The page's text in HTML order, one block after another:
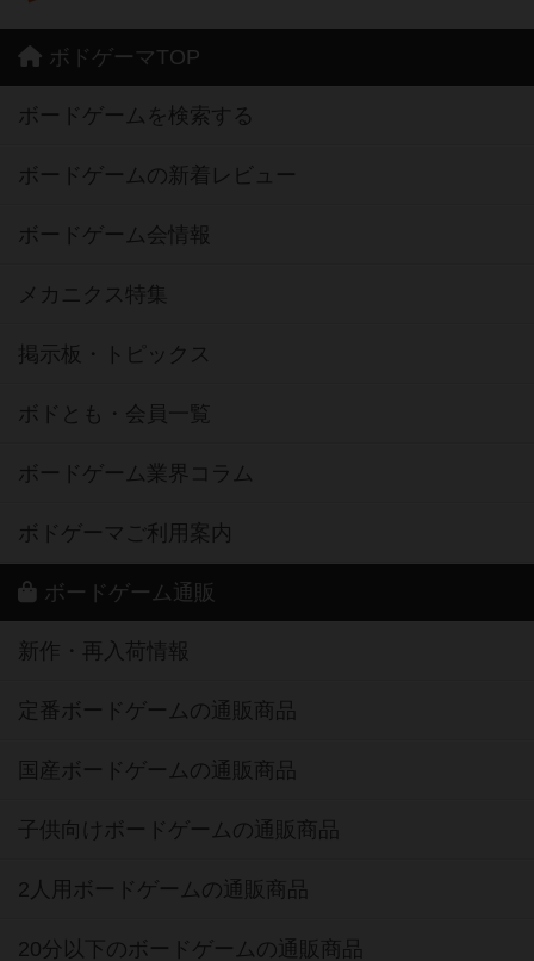
ボドゲーマTOP
ボードゲームを検索する
ボードゲームの新着レビュー
ボードゲーム会情報
メカニクス特集
掲示板・トピックス
ボドとも・会員一覧
ボードゲーム業界コラム
ボドゲーマご利用案内
ボードゲーム通販
新作・再入荷情報
定番ボードゲームの通販商品
国産ボードゲームの通販商品
子供向けボードゲームの通販商品
2人用ボードゲームの通販商品
20分以下のボードゲームの通販商品